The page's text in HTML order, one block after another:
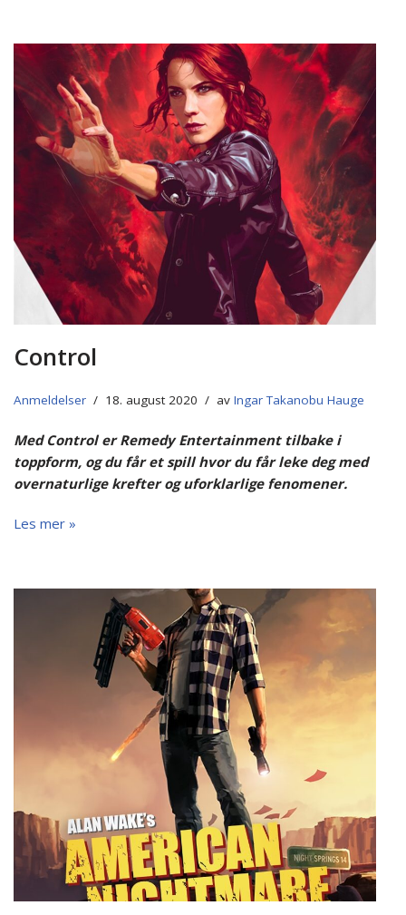
Control
Anmeldelser 18. august 2020 av Ingar Takanobu Hauge
Med Control er Remedy Entertainment tilbake i
toppform, og du får et spill hvor du får leke deg med
overnaturlige krefter og uforklarlige fenomener.
Les mer »